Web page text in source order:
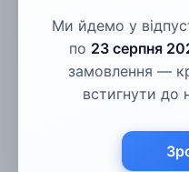
Ми йдемо у
по 23 серпня
замовлення —
встигнути до